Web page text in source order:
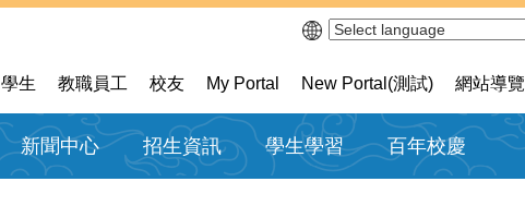
新聞中心 招生資訊 學生學習 百年校慶
學生 教職員工 校友 My Portal New Portal(測試) 網站導覽